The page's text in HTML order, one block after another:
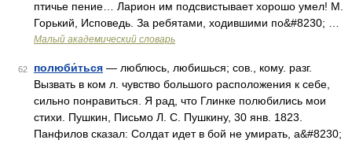
птичье пение… Ларион им подсвистывает хорошо умел! М.
Горький, Исповедь. За ребятами, ходившими по&#8230; …
Малый академический словарь
62 полюби́ться — люблюсь, любишься; сов., кому. разг.
Вызвать в ком л. чувство большого расположения к себе,
сильно понравиться. Я рад, что Глинке полюбились мои
стихи. Пушкин, Письмо Л. С. Пушкину, 30 янв. 1823.
Панфилов сказал: Солдат идет в бой не умирать, а&#8230;